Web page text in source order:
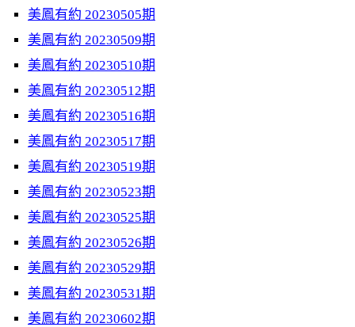
美鳳有約 20230505期
美鳳有約 20230509期
美鳳有約 20230510期
美鳳有約 20230512期
美鳳有約 20230516期
美鳳有約 20230517期
美鳳有約 20230519期
美鳳有約 20230523期
美鳳有約 20230525期
美鳳有約 20230526期
美鳳有約 20230529期
美鳳有約 20230531期
美鳳有約 20230602期